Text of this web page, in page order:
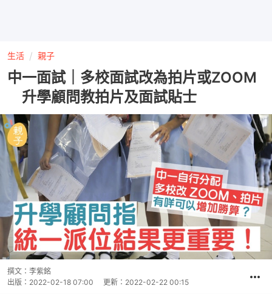
生活 親子
中一面試｜多校面試改為拍片或ZOOM
升學顧問教拍片及面試貼士
撰文： 李紫銘
出版： 2022-02-18 07:00 更新： 2022-02-22 00:15